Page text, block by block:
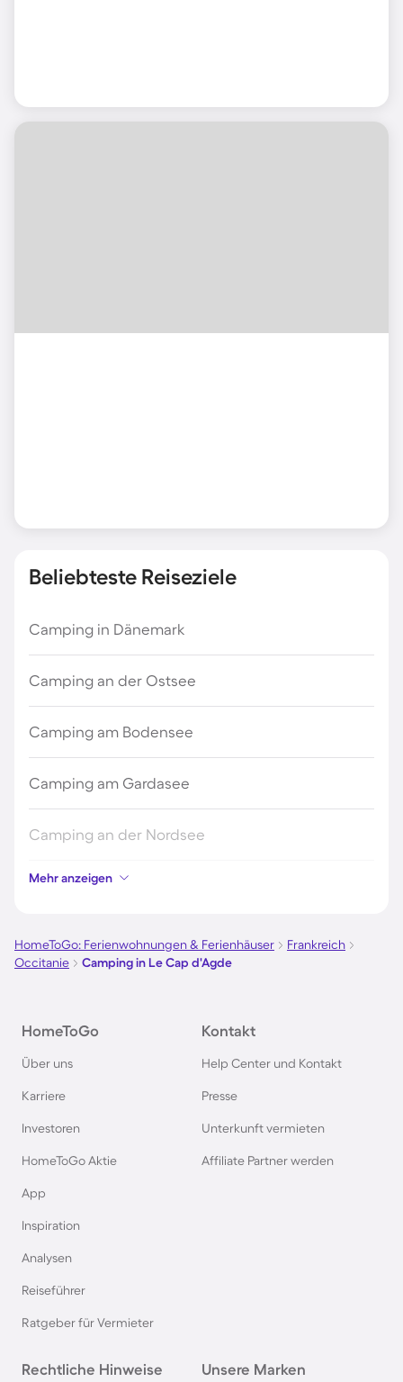
Beliebteste Reiseziele
Camping in Dänemark
Camping an der Ostsee
Camping am Bodensee
Camping am Gardasee
Camping an der Nordsee
Camping in Kroatien
Camping auf Fehmarn
Camping im Harz
Camping auf Usedom
Camping in Schweden
Camping in Holland
Mehr anzeigen
HomeToGo: Ferienwohnungen & Ferienhäuser
Frankreich
Occitanie
Camping in Le Cap d'Agde
HomeToGo
Über uns
Karriere
Investoren
HomeToGo Aktie
App
Inspiration
Analysen
Reiseführer
Ratgeber für Vermieter
Kontakt
Help Center und Kontakt
Presse
Unterkunft vermieten
Affiliate Partner werden
Rechtliche Hinweise Unsere Marken